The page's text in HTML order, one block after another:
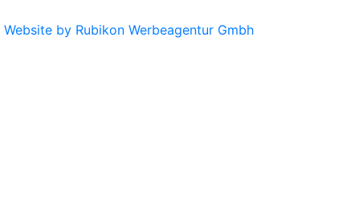
Website by Rubikon Werbeagentur Gmbh